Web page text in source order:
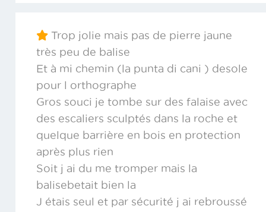
Trop jolie mais pas de pierre jaune
très peu de balise
Et à mi chemin (la punta di cani ) desole
pour l orthographe
Gros souci je tombe sur des falaise avec
des escaliers sculptés dans la roche et
quelque barrière en bois en protection
après plus rien
Soit j ai du me tromper mais la
balisebetait bien la
J étais seul et par sécurité j ai rebroussé